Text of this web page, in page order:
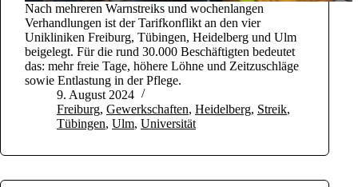
Nach mehreren Warnstreiks und wochenlangen
Verhandlungen ist der Tarifkonflikt an den vier
Unikliniken Freiburg, Tübingen, Heidelberg und Ulm
beigelegt. Für die rund 30.000 Beschäftigten bedeutet
das: mehr freie Tage, höhere Löhne und Zeitzuschläge
sowie Entlastung in der Pflege.
9. August 2024
Freiburg, Gewerkschaften, Heidelberg, Streik,
Tübingen, Ulm, Universität